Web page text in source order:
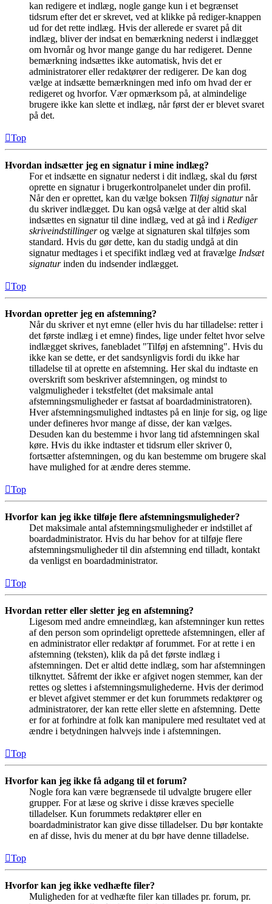
kan redigere et indlæg, nogle gange kun i et begrænset
tidsrum efter det er skrevet, ved at klikke på rediger-knappen
ud for det rette indlæg. Hvis der allerede er svaret på dit
indlæg, bliver der indsat en bemærkning nederst i indlægget
om hvornår og hvor mange gange du har redigeret. Denne
bemærkning indsættes ikke automatisk, hvis det er
administratorer eller redaktører der redigerer. De kan dog
vælge at indsætte bemærkningen med info om hvad der er
redigeret og hvorfor. Vær opmærksom på, at almindelige
brugere ikke kan slette et indlæg, når først der er blevet svaret
på det.
Top
Hvordan indsætter jeg en signatur i mine indlæg?
For et indsætte en signatur nederst i dit indlæg, skal du først
oprette en signatur i brugerkontrolpanelet under din profil.
Når den er oprettet, kan du vælge boksen Tilføj signaturnår
du skriver indlægget. Du kan også vælge at der altid skal
indsættes en signatur til dine indlæg, ved at gå ind i Rediger
skriveindstillingerog vælge at signaturen skal tilføjes som
standard. Hvis du gør dette, kan du stadig undgå at din
signatur medtages i et specifikt indlæg ved at fravælge Indsæt
signaturinden du indsender indlægget.
Top
Hvordan opretter jeg en afstemning?
Når du skriver et nyt emne (eller hvis du har tilladelse: retter i
det første indlæg i et emne) findes, lige under feltet hvor selve
indlægget skrives, fanebladet "Tilføj en afstemning". Hvis du
ikke kan se dette, er det sandsynligvis fordi du ikke har
tilladelse til at oprette en afstemning. Her skal du indtaste en
overskrift som beskriver afstemningen, og mindst to
valgmuligheder i tekstfeltet (det maksimale antal
afstemningsmuligheder er fastsat af boardadministratoren).
Hver afstemningsmulighed indtastes på en linje for sig, og lige
under defineres hvor mange af disse, der kan vælges.
Desuden kan du bestemme i hvor lang tid afstemningen skal
køre. Hvis du ikke indtaster et tidsrum eller skriver 0,
fortsætter afstemningen, og du kan bestemme om brugere skal
have mulighed for at ændre deres stemme.
Top
Hvorfor kan jeg ikke tilføje flere afstemningsmuligheder?
Det maksimale antal afstemningsmuligheder er indstillet af
boardadministrator. Hvis du har behov for at tilføje flere
afstemningsmuligheder til din afstemning end tilladt, kontakt
da venligst en boardadministrator.
Top
Hvordan retter eller sletter jeg en afstemning?
Ligesom med andre emneindlæg, kan afstemninger kun rettes
af den person som oprindeligt oprettede afstemningen, eller af
en administrator eller redaktør af forummet. For at rette i en
afstemning (teksten), klik da på det første indlæg i
afstemningen. Det er altid dette indlæg, som har afstemningen
tilknyttet. Såfremt der ikke er afgivet nogen stemmer, kan der
rettes og slettes i afstemningsmulighederne. Hvis der derimod
er blevet afgivet stemmer er det kun forummets redaktører og
administratorer, der kan rette eller slette en afstemning. Dette
er for at forhindre at folk kan manipulere med resultatet ved at
ændre i betydningen halvvejs inde i afstemningen.
Top
Hvorfor kan jeg ikke få adgang til et forum?
Nogle fora kan være begrænsede til udvalgte brugere eller
grupper. For at læse og skrive i disse kræves specielle
tilladelser. Kun forummets redaktører eller en
boardadministrator kan give disse tilladelser. Du bør kontakte
en af disse, hvis du mener at du bør have denne tilladelse.
Top
Hvorfor kan jeg ikke vedhæfte filer?
Muligheden for at vedhæfte filer kan tillades pr. forum, pr.